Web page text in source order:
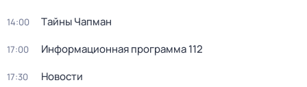
14:00 Тaйны Чапман
17:00 Информационная программа 112
17:30 Новости